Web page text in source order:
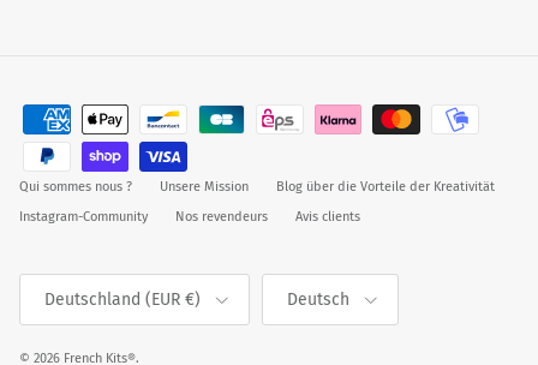
Qui sommes nous ? Unsere Mission
Blog über die Vorteile der Kreativität
Instagram-Community
Nos revendeurs Avis clients
Deutschland (EUR €) Deutsch
© 2026 French Kits®.